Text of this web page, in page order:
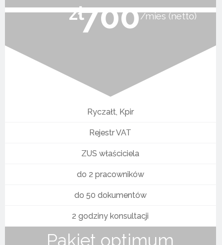
zł700 mies (netto)
Ryczałt, Kpir
Rejestr VAT
ZUS właściciela
do 2 pracowników
do 50 dokumentów
2 godziny konsultacji
Pakiet optimum